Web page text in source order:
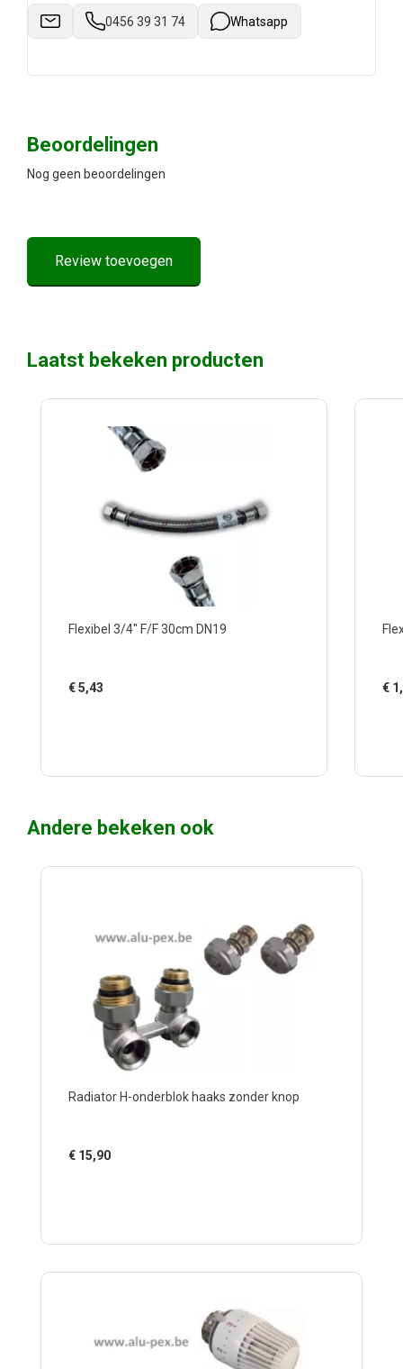
0456 39 31 74 Whatsapp
Beoordelingen
Nog geen beoordelingen
Review toevoegen
Laatst bekeken producten
Flexibel 3/4" F/F 30cm DN19
€5,43 €
Andere bekeken ook
Radiator H-onderblok haaks zonder knop
€ 15,90